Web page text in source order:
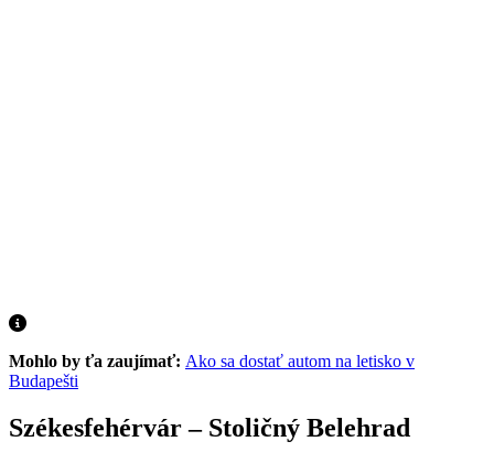
Mohlo by ťa zaujímať: Ako sa dostať autom na letisko v
Budapešti
Székesfehérvár – Stoličný Belehrad